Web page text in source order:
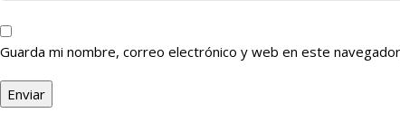
Guarda mi nombre, correo electrónico y web en este